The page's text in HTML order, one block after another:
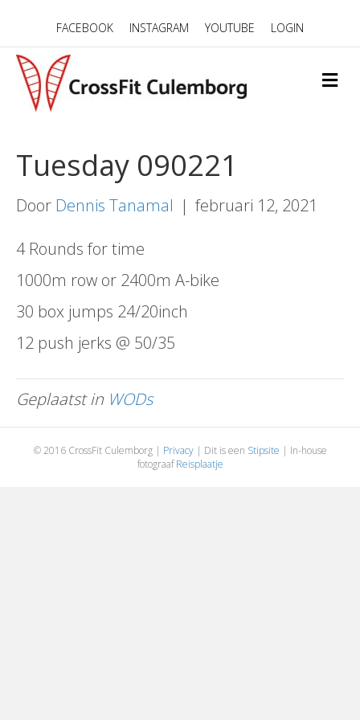
FACEBOOK INSTAGRAM YOUTUBE LOGIN
M
E
Tuesday 090221
Door Dennis Tanamal | februari 12, 2021
4 Rounds for time
1000m row or 2400m A-bike
30 box jumps 24/20inch
12 push jerks @ 50/35
Geplaatst in WODs
© 2016 CrossFit Culemborg | Privacy| Dit is een Stipsite | In-house
fotograafReisplaatje